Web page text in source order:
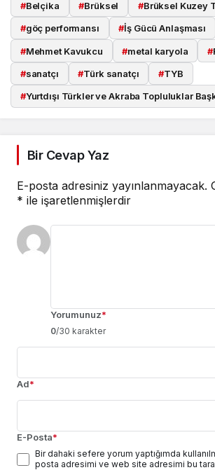
#Belçika #Brüksel #Brüksel Kuzey
#göç performansı #İş Gücü Anlaşması
#Mehmet Kavukcu #metal karyola #
#sanatçı #Türk sanatçı #TYB
#Yurtdışı Türkler ve Akraba Topluluklar
Bir Cevap Yaz
E-posta adresiniz yayınlanmayacak.
* ile işaretlenmişlerdir
Yorumunuz*
0/30 karakter
Ad*
E-Posta*
Bir dahaki sefere yorum yaptığımda
posta adresimi ve web site adresimi bu